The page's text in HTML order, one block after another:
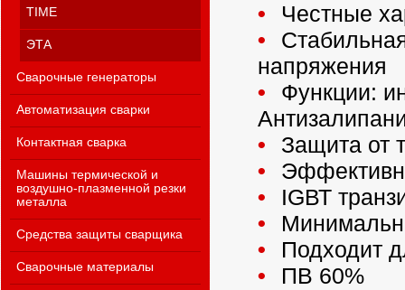
TIME
ЭТА
Сварочные генераторы
Автоматизация сварки
Контактная сварка
Машины термической и
воздушно-плазменной резки
металла
Средства защиты сварщика
Сварочные материалы
Честные
напряжения
Функции:
Защита от
IGВТ
Подходит
ПВ 60%